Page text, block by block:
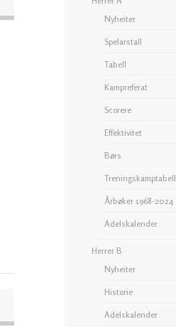
Nyheiter
Spelarstall
Tabell
Kampreferat
Scorere
Effektivitet
Børs
Treningskamptabell
Årbøker 1968-2024
Adelskalender
Herrer B
Nyheiter
Historie
Adelskalender